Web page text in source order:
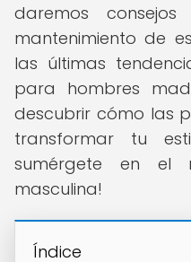
daremos
mantenimiento de
las últimas
para hombres
descubrir cómo las
transformar tu
sumérgete en
masculina!
Índice